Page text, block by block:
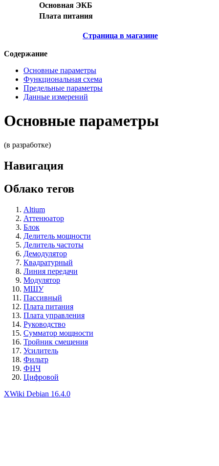
Основная ЭКБ
Плата питания
Страница в магазине
Содержание
Основные параметры
Функциональная схема
Предельные параметры
Данные измерений
Основные параметры
(в разработке)
Навигация
Облако тегов
Altium
Аттенюатор
Блок
Делитель мощности
Делитель частоты
Демодулятор
Квадратурный
Линия передачи
Модулятор
МШУ
Пассивный
Плата питания
Плата управления
Руководство
Сумматор мощности
Тройник смещения
Усилитель
Фильтр
ФНЧ
Цифровой
XWiki Debian 16.4.0